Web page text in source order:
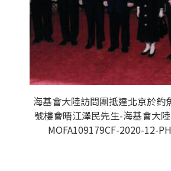
海基會大陸訪問團抵達北京於釣
號樓會晤江澤民先生-海基會大
MOFA109179CF-2020-12-